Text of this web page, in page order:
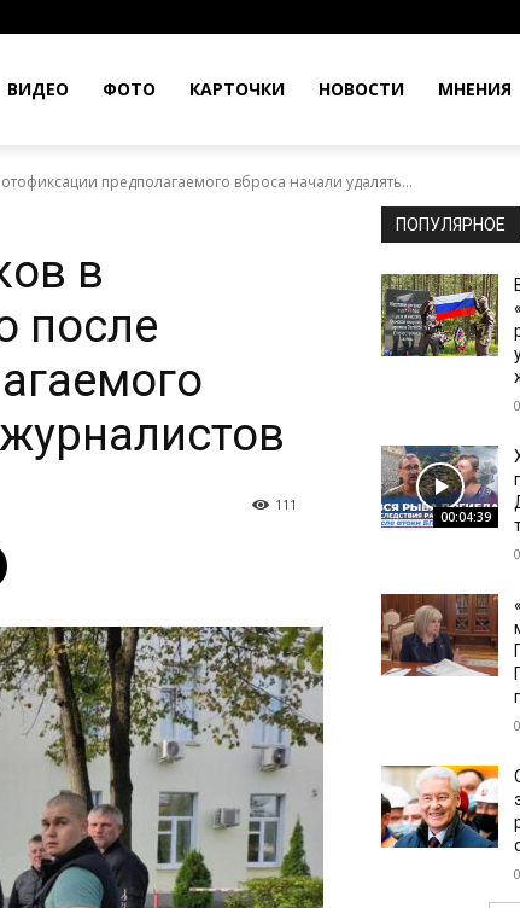
ВИДЕО ФОТО КАРТОЧКИ НОВОСТИ МНЕНИЯ
предполагаемого вброса начали удалять...
в
после
111
ПОПУЛЯРНОЕ
00:04:39